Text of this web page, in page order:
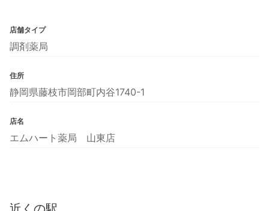
店舗タイプ
調剤薬局
住所
静岡県藤枝市岡部町内谷1740-1
店名
エムハート薬局 山東店